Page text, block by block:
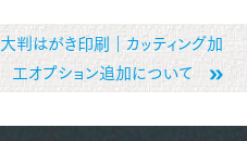
大判はがき印刷｜カッティング加
工オプション追加について